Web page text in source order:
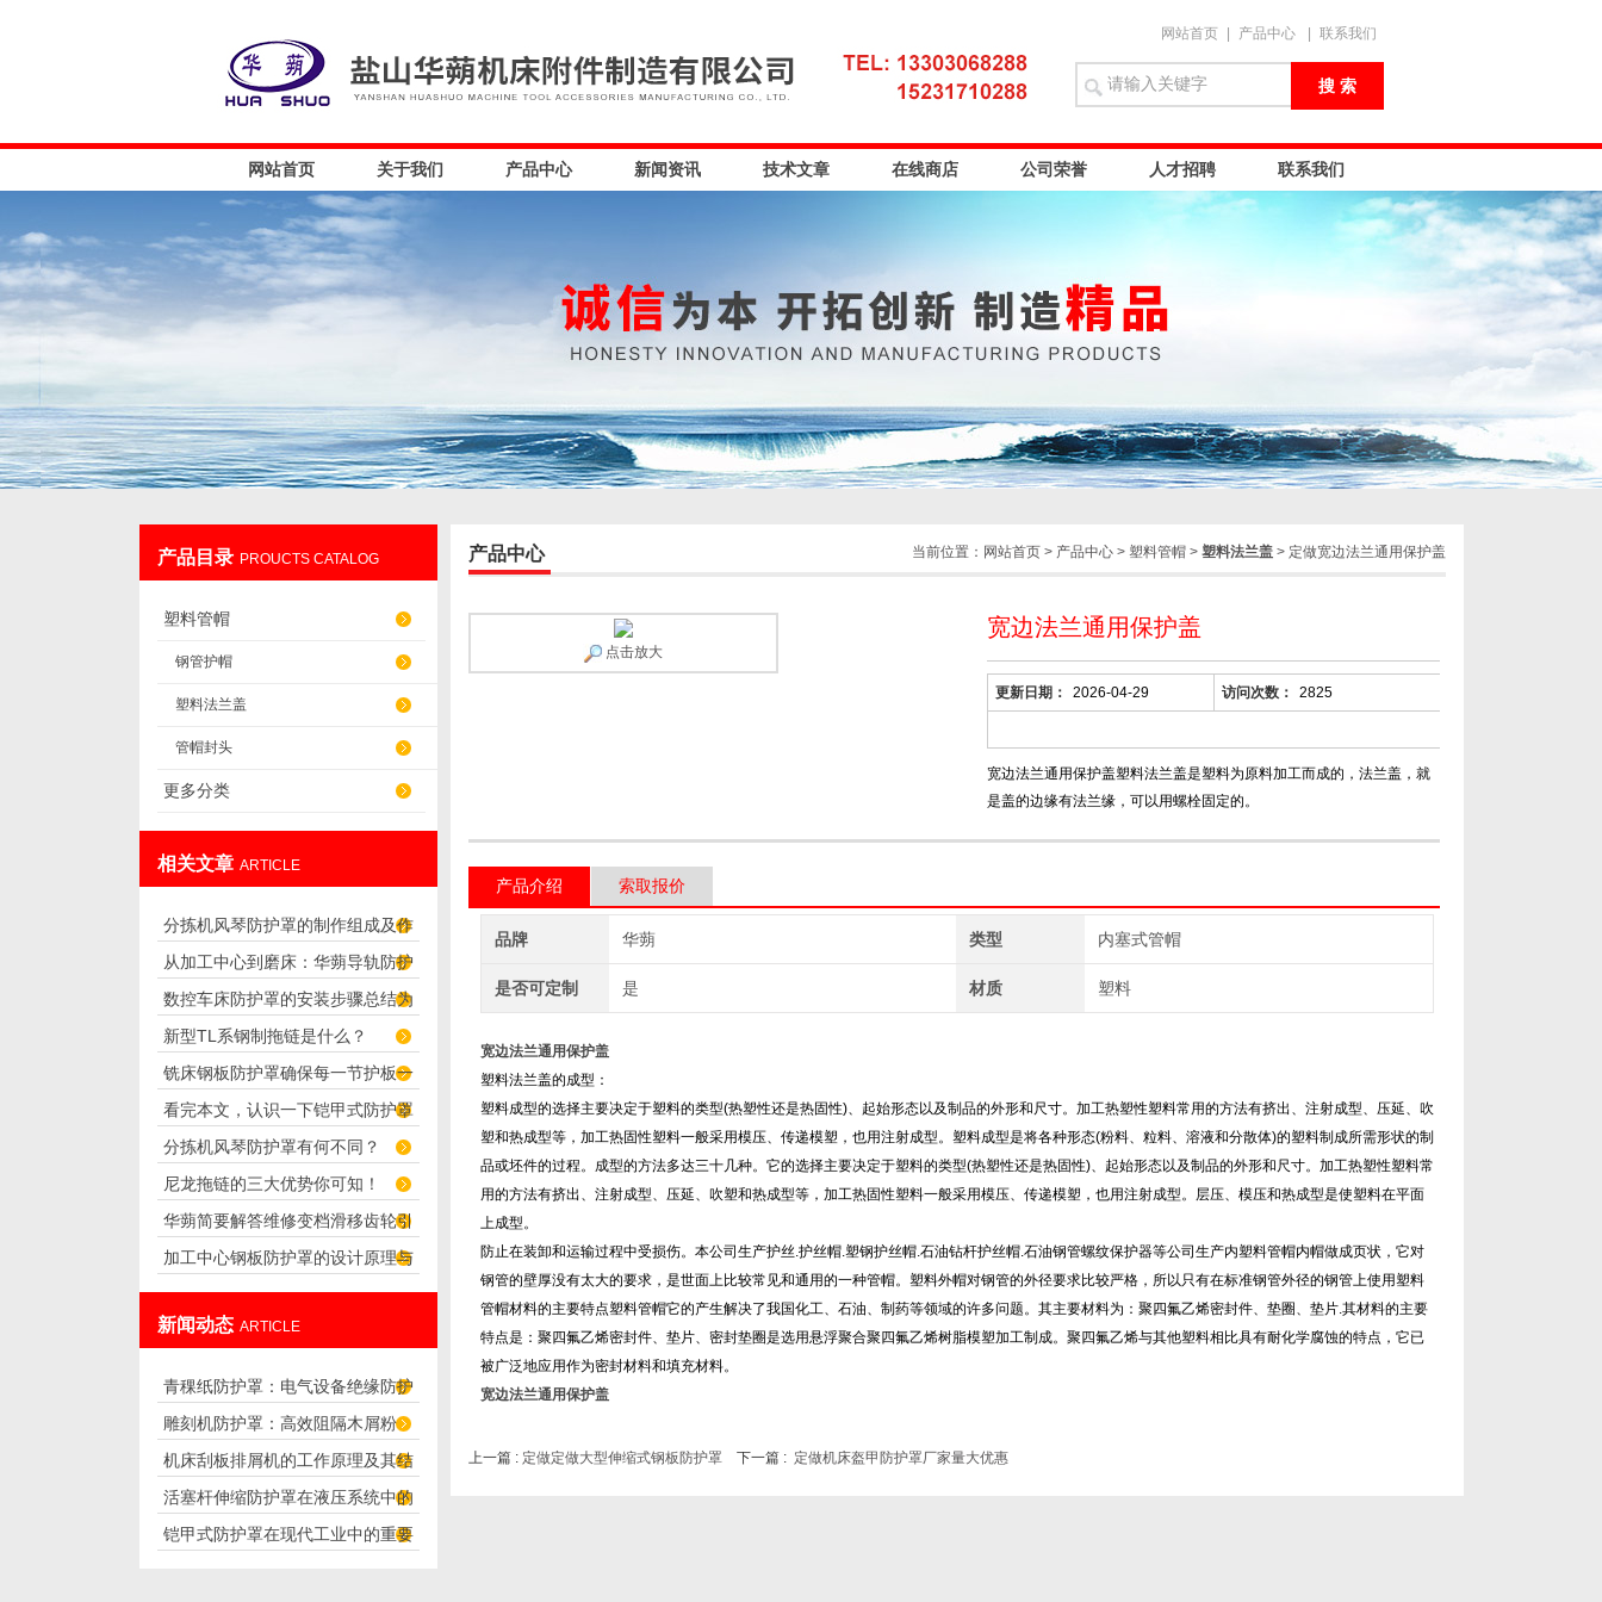
网站首页 产品中心 联系我们
网站首页 关于我们 产品中心 新闻资讯 技术文章 在线商店 公司荣誉 人才招聘 联系我们
产品目录 PROUCTS CATALOG
塑料管帽
钢管护帽
塑料法兰盖
管帽封头
更多分类
相关文章 ARTICLE
分拣机风琴防护罩的制作组成及作
用
从加工中心到磨床：华蒴导轨防护
罩的选型与使用要点
数控车床防护罩的安装步骤总结为
六步骤，快来看看
新型TL系钢制拖链是什么？
铣床钢板防护罩确保每一节护板一
起平行摆开
看完本文，认识一下铠甲式防护罩
的特点
分拣机风琴防护罩有何不同？
尼龙拖链的三大优势你可知！
华蒴简要解答维修变档滑移齿轮引
起主轴停转
加工中心钢板防护罩的设计原理与
新闻动态 ARTICLE
青稞纸防护罩：电气设备绝缘防护
专用方案
雕刻机防护罩：高效阻隔木屑粉
尘，守护设备精度与安全
机床刮板排屑机的工作原理及其结
构分析
活塞杆伸缩防护罩在液压系统中的
应用
铠甲式防护罩在现代工业中的重要
当前位置： 网站首页> 产品中心> 塑料管帽> 塑料法兰盖> 定做宽边法兰通用保护盖
产品中心
宽边法兰通用保护盖
更新日期： 2026-04-29 访问次数： 2825
宽边法兰通用保护盖塑料法兰盖是塑料为原料加工而成的，法兰盖，就
是盖的边缘有法兰缘，可以用螺栓固定的。
点击放大
产品介绍 索取报价
品牌 华蒴 类型 内塞式管帽
是否可定制 是 材质 塑料
宽边法兰通用保护盖
塑料法兰盖的成型：
塑料成型的选择主要决定于塑料的类型(热塑性还是热固性)、起始形态以及制品的外形和尺寸。加工热塑性塑料常用的方法有挤出、注射成型、压延、吹
塑和热成型等，加工热固性塑料一般采用模压、传递模塑，也用注射成型。塑料成型是将各种形态(粉料、粒料、溶液和分散体)的塑料制成所需形状的制
品或坯件的过程。成型的方法多达三十几种。它的选择主要决定于塑料的类型(热塑性还是热固性)、起始形态以及制品的外形和尺寸。加工热塑性塑料常
用的方法有挤出、注射成型、压延、吹塑和热成型等，加工热固性塑料一般采用模压、传递模塑，也用注射成型。层压、模压和热成型是使塑料在平面
上成型。
防止在装卸和运输过程中受损伤。本公司生产护丝.护丝帽.塑钢护丝帽.石油钻杆护丝帽.石油钢管螺纹保护器等公司生产内塑料管帽内帽做成页状，它对
钢管的壁厚没有太大的要求，是世面上比较常见和通用的一种管帽。塑料外帽对钢管的外径要求比较严格，所以只有在标准钢管外径的钢管上使用塑料
管帽材料的主要特点塑料管帽它的产生解决了我国化工、石油、制药等领域的许多问题。其主要材料为：聚四氟乙烯密封件、垫圈、垫片.其材料的主要
特点是：聚四氟乙烯密封件、垫片、密封垫圈是选用悬浮聚合聚四氟乙烯树脂模塑加工制成。聚四氟乙烯与其他塑料相比具有耐化学腐蚀的特点，它已
被广泛地应用作为密封材料和填充材料。
宽边法兰通用保护盖
上一篇 : 定做定做大型伸缩式钢板防护罩下一篇 : 定做机床盔甲防护罩厂家量大优惠